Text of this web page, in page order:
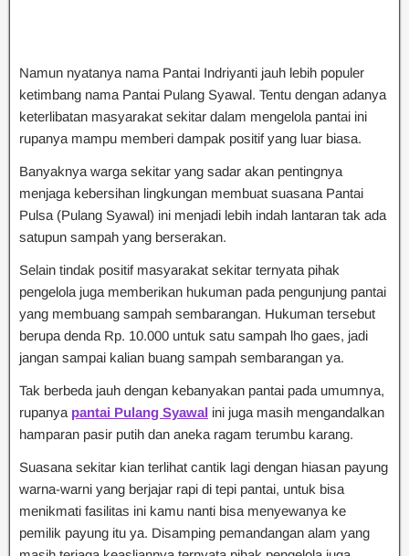
Namun nyatanya nama Pantai Indriyanti jauh lebih populer
ketimbang nama Pantai Pulang Syawal. Tentu dengan adanya
keterlibatan masyarakat sekitar dalam mengelola pantai ini
rupanya mampu memberi dampak positif yang luar biasa.
Banyaknya warga sekitar yang sadar akan pentingnya
menjaga kebersihan lingkungan membuat suasana Pantai
Pulsa (Pulang Syawal) ini menjadi lebih indah lantaran tak ada
satupun sampah yang berserakan.
Selain tindak positif masyarakat sekitar ternyata pihak
pengelola juga memberikan hukuman pada pengunjung pantai
yang membuang sampah sembarangan. Hukuman tersebut
berupa denda Rp. 10.000 untuk satu sampah lho gaes, jadi
jangan sampai kalian buang sampah sembarangan ya.
Tak berbeda jauh dengan kebanyakan pantai pada umumnya,
rupanya pantai Pulang Syawal ini juga masih mengandalkan
hamparan pasir putih dan aneka ragam terumbu karang.
Suasana sekitar kian terlihat cantik lagi dengan hiasan payung
warna-warni yang berjajar rapi di tepi pantai, untuk bisa
menikmati fasilitas ini kamu nanti bisa menyewanya ke
pemilik payung itu ya. Disamping pemandangan alam yang